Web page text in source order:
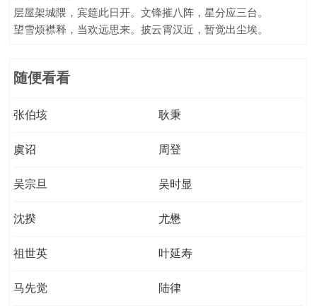
层屋架城隈，宾筵此日开。文锋摧八阵，星分应三台。
望雪烦襟释，当欢远思来。披云霄汉近，暂觉出尘埃。
随便看看
张伯垓 耿秉
虞诏 周登
吴宗旦 吴时显
沈揆 尤懋
祖世英 叶延寿
马先觉 陆律